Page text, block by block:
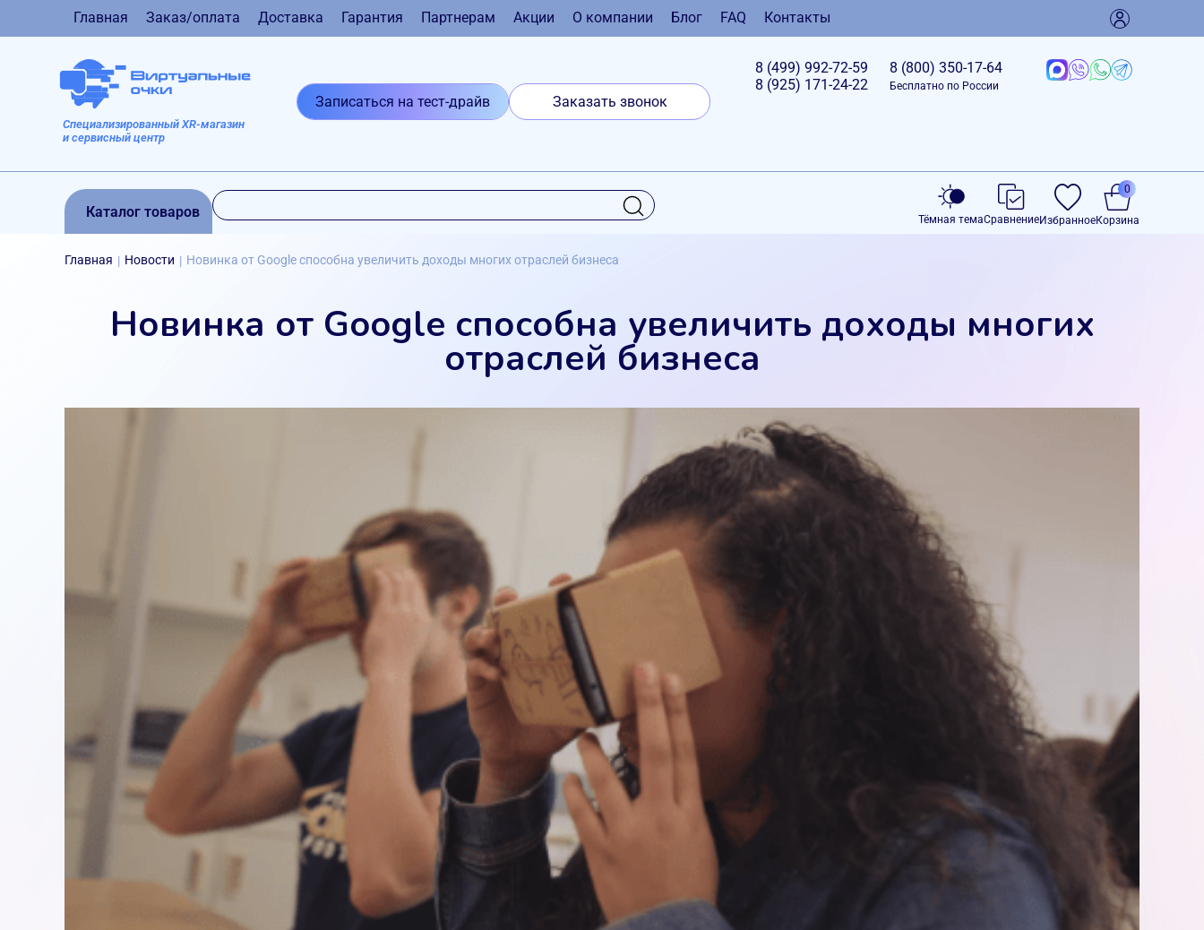
Главная Заказ/оплата Доставка Гарантия Партнерам Акции О компании Блог FAQ Контакты
Специализированный XR-магазин
и сервисный центр
Записаться на тест-драйв Заказать звонок
8 (499) 992-72-59
8 (925) 171-24-22
8 (800) 350-17-64
Бесплатно по России
Каталог товаров Тёмная темаСравнениеИзбранноеКорзина
0
Главная | Новости | Новинка от Google способна увеличить доходы многих отраслей бизнеса
Новинка от Google способна увеличить доходы многих
отраслей бизнеса